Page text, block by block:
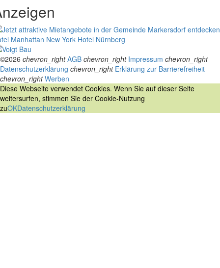
Manhattan New York Hotel Nürnberg
©2026 chevron_right AGB chevron_right Impressum chevron_right
Datenschutzerklärung chevron_right Erklärung zur Barrierefreiheit
chevron_right Werben
Diese Webseite verwendet Cookies. Wenn Sie auf dieser Seite
weitersurfen, stimmen Sie der Cookie-Nutzung
zuOKDatenschutzerklärung